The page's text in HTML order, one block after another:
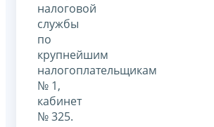
налоговой
службы
по
крупнейшим
налогоплательщикам
№ 1,
кабинет
№ 325.